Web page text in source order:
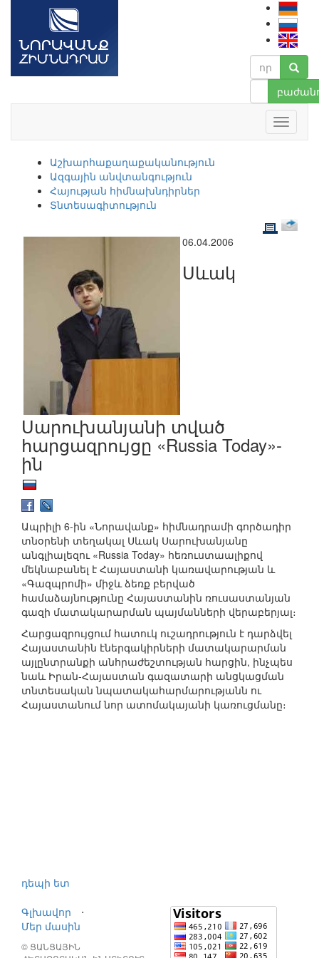
Աշխարհաքաղաքականություն
Ազգային անվտանգություն
Հայության հիմնախնդիրներ
Տնտեսագիտություն
06.04.2006
Սևակ
Սարուխանյանի տված
հարցազրույցը «Russia Today»-
ին
Ապրիլի 6-ին «Նորավանք» հիմնադրամի գործադիր
տնօրենի տեղակալ Սևակ Սարուխանյանը
անգլիալեզու «Russia Today» հեռուստաալիքով
մեկնաբանել է Հայաստանի կառավարության և
«Գազպրոմի» միջև ձեռք բերված
համաձայնությունը Հայաստանին ռուսաստանյան
գազի մատակարարման պայմանների վերաբերյալ։
Հարցազրույցում հատուկ ուշադրություն է դարձվել
Հայաստանին էներգակիրների մատակարարման
այլընտրանքի անհրաժեշտության հարցին, ինչպես
նաև Իրան-Հայաստան գազատարի անցկացման
տնտեսական նպատակահարմարությանն ու
Հայաստանում նոր ատոմակայանի կառուցմանը։
դեպի ետ
Գլխավոր
⋅
Մեր մասին
© ՑԱՆՑԱՅԻՆ